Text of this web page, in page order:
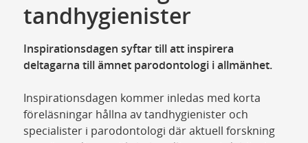
tandhygienister
Inspirationsdagen syftar till att inspirera
deltagarna till ämnet parodontologi i allmänhet.
Inspirationsdagen kommer inledas med korta
föreläsningar hållna av tandhygienister och
specialister i parodontologi där aktuell forskning